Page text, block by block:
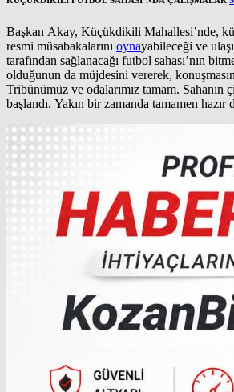
Başkan Akay, Küçükdikili Mahallesi’nde,
resmi müsabakalarını oynayabileceği ve
tarafından sağlanacağı futbol sahası’nın
olduğunun da müjdesini vererek,
Tribünümüz ve odalarımız tamam. Sahanın
başlandı. Yakın bir zamanda tamamen hazır